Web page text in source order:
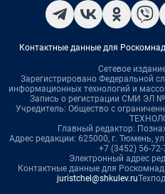
Контактные данные для
Сетевое
Зарегистрировано Федеральной
информационных технологий и
Запись о регистрации СМИ ЭЛ
Учредитель: Общество с
Главный редактор:
Адрес редакции: 625000, г. Тюмень,
+7 (3452) 56-
Электронный адрес
Контактные данные для
juristchel@shkulev.ru